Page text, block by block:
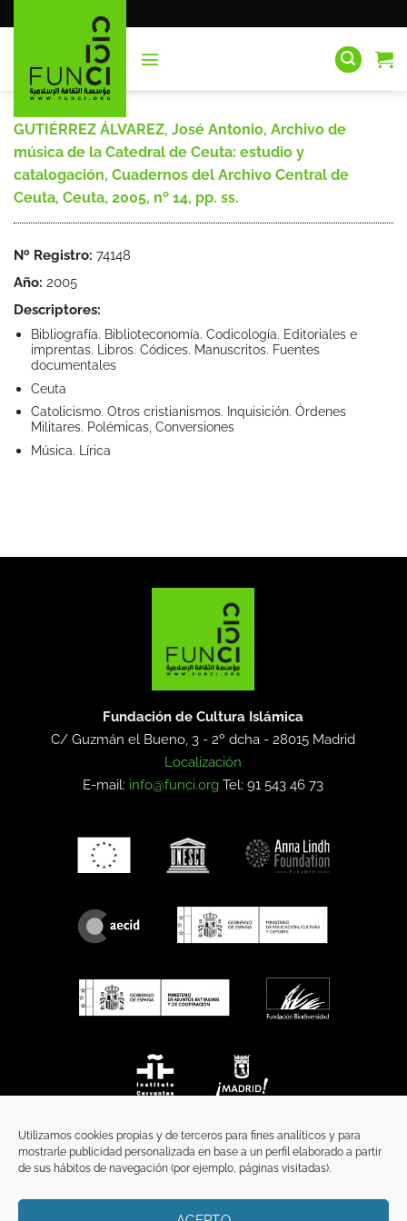
Utilizamos cookies propias y de terceros para fines analíticos y para
mostrarle publicidad personalizada en base a un perfil elaborado a partir
de sus hábitos de navegación (por ejemplo, páginas visitadas).
al
GUTIÉRREZ ÁLVAREZ, José Antonio, Archivo de
música de la Catedral de Ceuta: estudio y
catalogación, Cuadernos del Archivo Central de
Ceuta, Ceuta, 2005, nº 14, pp. ss.
Nº Registro: 74148
Año: 2005
Descriptores:
Bibliografía. Biblioteconomía. Codicología. Editoriales e
imprentas. Libros. Códices. Manuscritos. Fuentes
documentales
Ceuta
Catolicismo. Otros cristianismos. Inquisición. Órdenes
Militares. Polémicas, Conversiones
Música. Lírica
Fundación de Cultura Islámica
C/ Guzmán el Bueno, 3 - 2º dcha -28015 Madrid
Localización
E-mail: info@funci.org Tel: 91 543 46 73